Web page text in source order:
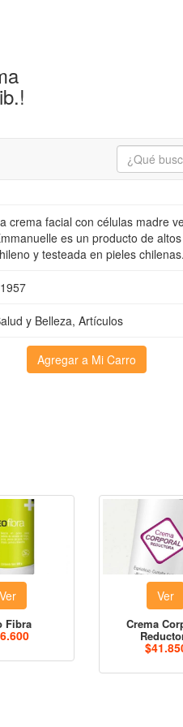
crema facial con células madre
es un producto de
y testeada en pieles chilenas.
y Belleza, Artículos
Agregar a Mi Carro
Ver
Fibra
Ver
Crema